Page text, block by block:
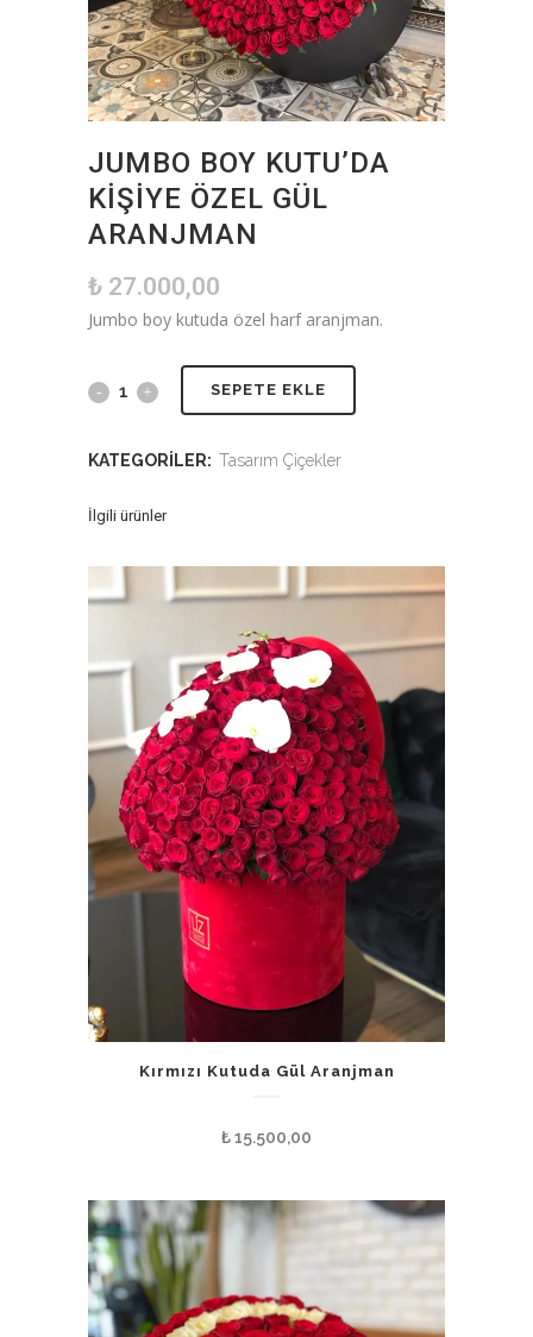
JUMBO BOY KUTU’DA
KIŞIYE ÖZEL GÜL
ARANJMAN
₺ 27.000,00
Jumbo boy kutuda özel harf aranjman.
SEPETE EKLE
KATEGORILER: Tasarım Çiçekler
İlgili ürünler
Kırmızı Kutuda Gül Aranjman
₺15.500,00